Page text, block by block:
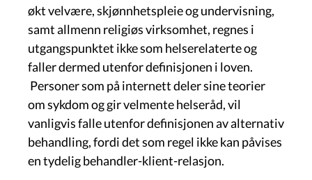
økt velvære, skjønnhetspleie og undervisning,
samt allmenn religiøs virksomhet, regnes i
utgangspunktet ikke som helserelaterte og
faller dermed utenfor definisjonen i loven.
Personer som på internett deler sine teorier
om sykdom og gir velmente helseråd, vil
vanligvis falle utenfor definisjonen av alternativ
behandling, fordi det som regel ikke kan påvises
en tydelig behandler-klient-relasjon.